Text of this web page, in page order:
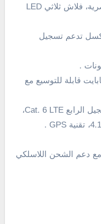
وتثبيت الصورة البصرية، فلاش ثلاثي LED
تدعم تسجيل
.
الداخلية 32 جيجابايت قابلة للتوسيع مع
خيارات الاتصال تشمل شبكة الجيل الرابع Cat. 6 LTE،
مللى امبير مع دعم الشحن اللاسلكي